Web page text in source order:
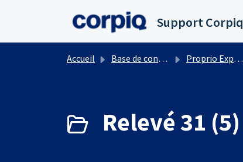
Support Corpiq
Accueil Base de connaissances Proprio Expert
Relevé 31 (5)